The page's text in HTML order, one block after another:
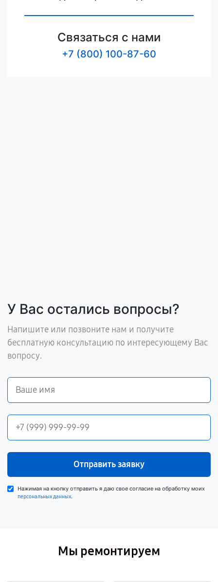
Связаться с нами
+7 (800) 100-87-60
У Вас остались вопросы?
Напишите или позвоните нам и получите
бесплатную консультацию по интересующему Вас
вопросу.
Отправить заявку
Нажимая на кнопку отправить я даю свое согласие на обработку моих
персональных данных.
Мы ремонтируем